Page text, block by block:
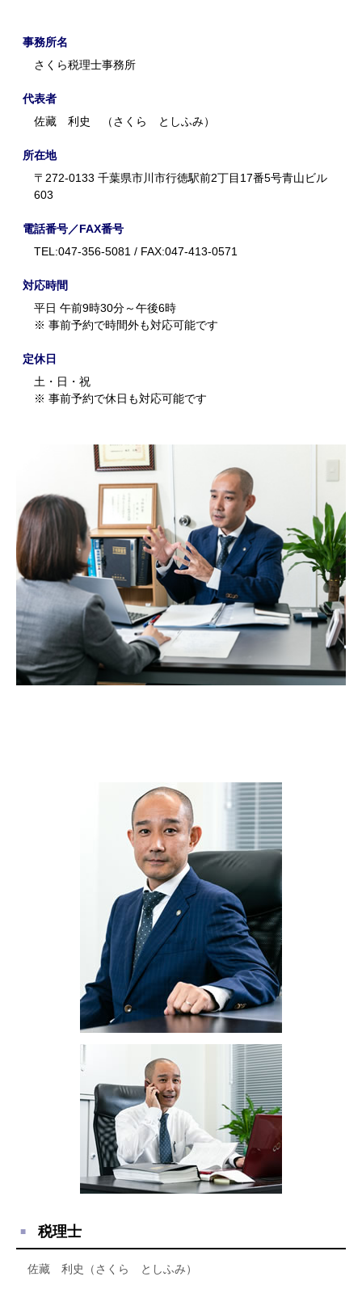
事務所名
さくら税理士事務所
代表者
佐藏 利史 （さくら としふみ）
所在地
〒272-0133 千葉県市川市行徳駅前2丁目17番5号青山ビル
603
電話番号／FAX番号
TEL:047-356-5081 / FAX:047-413-0571
対応時間
平日 午前9時30分～午後6時
※ 事前予約で時間外も対応可能です
定休日
土・日・祝
※ 事前予約で休日も対応可能です
税理士
佐藏 利史（さくら としふみ）